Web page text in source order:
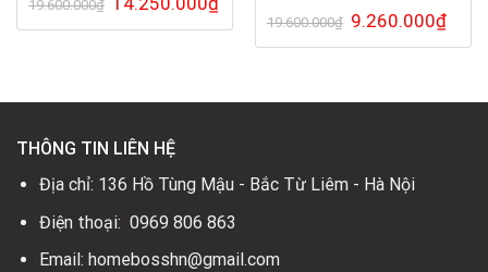
19.600.000₫
gốc
là:
hiện
tại
19.600.000₫ Giá
gốc
là:
9.260.000₫Giá
hiện
tại
THÔNG TIN LIÊN HỆ
Địa chỉ: 136 Hồ Tùng Mậu - Bắc Từ Liêm - Hà Nội
Điện thoại: 0969 806 863
Email: homebosshn@gmail.com